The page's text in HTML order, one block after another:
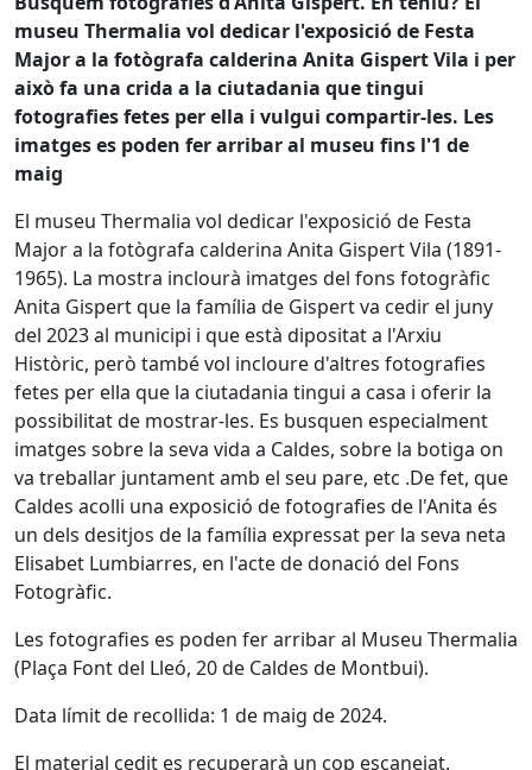
museu Thermalia vol dedicar l'exposició de Festa
Major a la fotògrafa calderina Anita Gispert Vila i per
això fa una crida a la ciutadania que tingui
fotografies fetes per ella i vulgui compartir-les. Les
imatges es poden fer arribar al museu fins l'1 de
maig
El museu Thermalia vol dedicar l'exposició de Festa
Major a la fotògrafa calderina Anita Gispert Vila (1891-
1965). La mostra inclourà imatges del fons fotogràfic
Anita Gispert que la família de Gispert va cedir el juny
del 2023 al municipi i que està dipositat a l'Arxiu
Històric, però també vol incloure d'altres fotografies
fetes per ella que la ciutadania tingui a casa i oferir la
possibilitat de mostrar-les. Es busquen especialment
imatges sobre la seva vida a Caldes, sobre la botiga on
va treballar juntament amb el seu pare, etc .De fet, que
Caldes acolli una exposició de fotografies de l'Anita és
un dels desitjos de la família expressat per la seva neta
Elisabet Lumbiarres, en l'acte de donació del Fons
Fotogràfic.
Les fotografies es poden fer arribar al Museu Thermalia
(Plaça Font del Lleó, 20 de Caldes de Montbui).
Data límit de recollida: 1 de maig de 2024.
El material cedit es recuperarà un cop escanejat.